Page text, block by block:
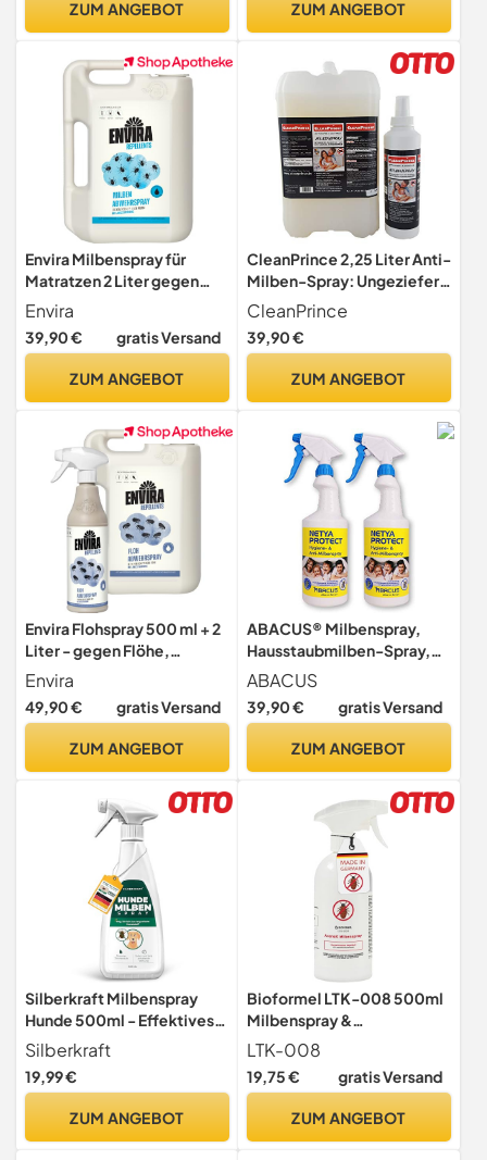
Schildlausarten sowie
Wollläuse, 2 x 500 ml
ZUM ANGEBOT ZUM ANGEBOT
Envira Milbenspray für
Matratzen 2 Liter gegen
Milben & Hausstaubmilben
Envira
39,90 € gratis Versand
ZUM ANGEBOT
CleanPrince 2,25 Liter Anti-
Milben-Spray: Ungeziefer
im Bett Milbenspray
Bettwanzen Milbenex
Milbenentferner Matratzen
CleanPrince
39,90 €
ZUM ANGEBOT
Envira Flohspray 500 ml + 2
Liter - gegen Flöhe,
Katzenfloh & Hundefloh
Envira
49,90 € gratis Versand
ZUM ANGEBOT
ABACUS® Milbenspray,
Hausstaubmilben-Spray,
Matratzenspray, Milben-
Mittel, Anti Milben-Spray,
Hygienespray, Textilspray,
Milbenschutz –
ABACUS
39,90 € gratis Versand
ZUM ANGEBOT
Silberkraft Milbenspray
Hunde 500ml - Effektives
Anti Milben Spray für Hunde
- Milbenbefall behandeln
Grasmilben Räudemilben
Silberkraft
19,99 €
ZUM ANGEBOT
Bioformel LTK-008 500ml
Milbenspray &
Milbenabwehr mit
Langzeitwirkung - Anti
Milben-Spray für
Polster & Bett -
LTK-008
19,75 € gratis Versand
ZUM ANGEBOT